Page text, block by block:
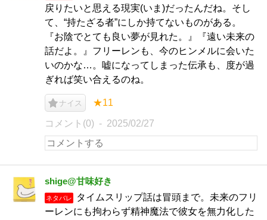
戻りたいと思える現実(いま)だったんだね。そし
て、“持たざる者”にしか持てないものがある。
『お陰でとても良い夢が見れた。』『遠い未来の
話だよ。』フリーレンも、今のヒンメルに会いた
いのかな…。嘘になってしまった伝承も、度が過
ぎれば笑い合えるのね。
ナイス ★11
コメント(0) 2025/02/27
shige@甘味好き
ネタバレ
タイムスリップ話は冒頭まで。未来のフリ
ーレンにも拘わらず精神魔法で彼女を無力化した